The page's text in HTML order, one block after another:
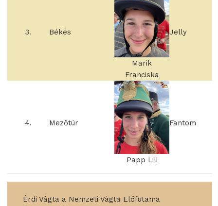
3. Békés
Marik
Franciska
Jelly
4. Mezőtúr
Papp Lili
Fantom
Érdi Vágta a Nemzeti Vágta Előfutama